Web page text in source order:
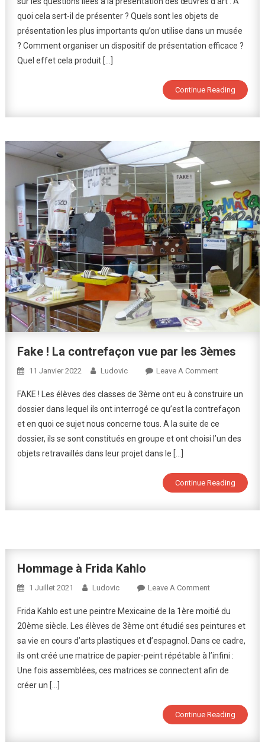
Imaginaire
Des
Élèves
De
quoi cela sert-il de présenter ? Quels sont les objets de
présentation les plus importants qu’on utilise dans un musée
? Comment organiser un dispositif de présentation efficace ?
Quel effet cela produit […]
Continue Reading
Fake ! La contrefaçon vue par les 3èmes
11 Janvier 2022 Ludovic Leave A CommentOn
!
La
Contrefaçon
Vue
3èmes
FAKE ! Les élèves des classes de 3ème ont eu à construire un
dossier dans lequel ils ont interrogé ce qu’est la contrefaçon
et en quoi ce sujet nous concerne tous. A la suite de ce
dossier, ils se sont constitués en groupe et ont choisi l’un des
objets retravaillés dans leur projet dans le […]
Continue Reading
Hommage à Frida Kahlo
1 Juillet 2021 Ludovic Leave A CommentOn
À
Frida
Kahlo
Frida Kahlo est une peintre Mexicaine de la 1ère moitié du
20ème siècle. Les élèves de 3ème ont étudié ses peintures et
sa vie en cours d’arts plastiques et d’espagnol. Dans ce cadre,
ils ont créé une matrice de papier-peint répétable à l’infini :
Une fois assemblées, ces matrices se connectent afin de
créer un […]
Continue Reading